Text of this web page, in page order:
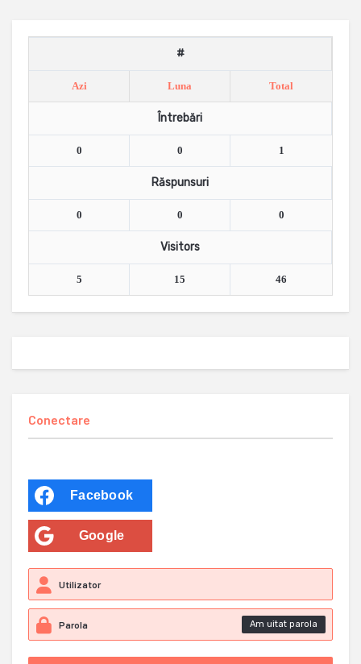
#
Azi Luna Total
Întrebări
0 0 1
Răspunsuri
0 0 0
Visitors
5 15 46
Conectare
Facebook
Google
Am uitat parola